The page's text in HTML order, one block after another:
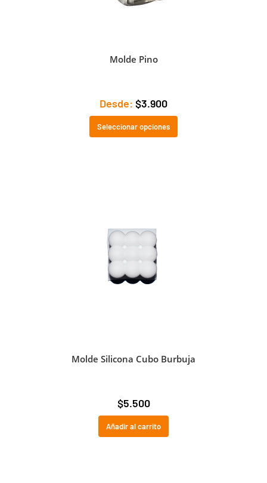
Molde Pino
Desde: $3.900
Seleccionar opciones
Molde Silicona Cubo Burbuja
$5.500
Añadir al carrito